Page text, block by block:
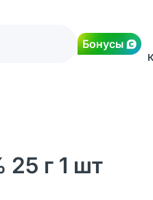
Бонусы
г 1 шт